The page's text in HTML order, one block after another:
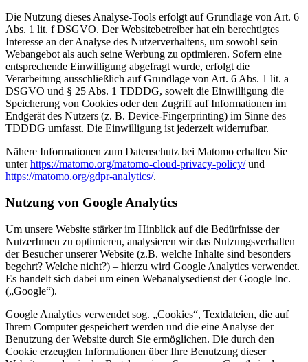
Die Nutzung dieses Analyse-Tools erfolgt auf Grundlage von Art. 6
Abs. 1 lit. f DSGVO. Der Websitebetreiber hat ein berechtigtes
Interesse an der Analyse des Nutzerverhaltens, um sowohl sein
Webangebot als auch seine Werbung zu optimieren. Sofern eine
entsprechende Einwilligung abgefragt wurde, erfolgt die
Verarbeitung ausschließlich auf Grundlage von Art. 6 Abs. 1 lit. a
DSGVO und § 25 Abs. 1 TDDDG, soweit die Einwilligung die
Speicherung von Cookies oder den Zugriff auf Informationen im
Endgerät des Nutzers (z. B. Device-Fingerprinting) im Sinne des
TDDDG umfasst. Die Einwilligung ist jederzeit widerrufbar.
Nähere Informationen zum Datenschutz bei Matomo erhalten Sie
unterhttps://matomo.org/matomo-cloud-privacy-policy/und
https://matomo.org/gdpr-analytics/.
Nutzung von Google Analytics
Um unsere Website stärker im Hinblick auf die Bedürfnisse der
NutzerInnen zu optimieren, analysieren wir das Nutzungsverhalten
der Besucher unserer Website (z.B. welche Inhalte sind besonders
begehrt? Welche nicht?) – hierzu wird Google Analytics verwendet.
Es handelt sich dabei um einen Webanalysedienst der Google Inc.
(„Google“).
Google Analytics verwendet sog. „Cookies“, Textdateien, die auf
Ihrem Computer gespeichert werden und die eine Analyse der
Benutzung der Website durch Sie ermöglichen. Die durch den
Cookie erzeugten Informationen über Ihre Benutzung dieser